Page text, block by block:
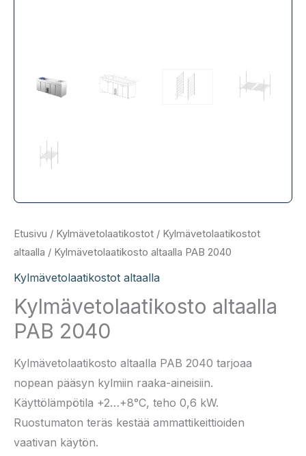
Etusivu / Kylmävetolaatikostot / Kylmävetolaatikostot
altaalla / Kylmävetolaatikosto altaalla PAB 2040
Kylmävetolaatikostot altaalla
Kylmävetolaatikosto altaalla
PAB 2040
Kylmävetolaatikosto altaalla PAB 2040 tarjoaa
nopean pääsyn kylmiin raaka-aineisiin.
Käyttölämpötila +2…+8°C, teho 0,6 kW.
Ruostumaton teräs kestää ammattikeittioiden
vaativan käytön.